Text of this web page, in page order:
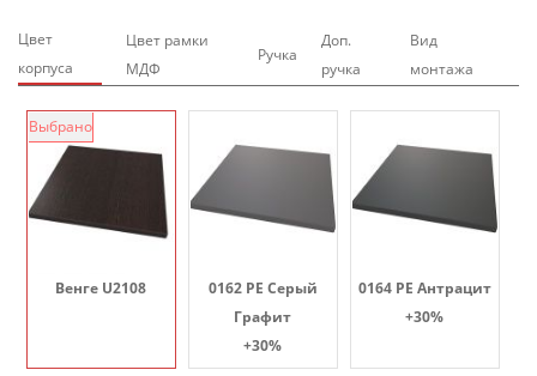
Цвет
корпуса
Цвет рамки
МДФ
Ручка
Доп.
ручка
Вид
монтажа
Венге U2108
Выбрано
0162 PE Серый
Графит
+30%
0164 PE Антрацит
+30%